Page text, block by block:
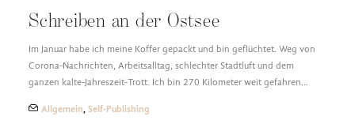
Schreiben an der Ostsee
Im Januar habe ich meine Koffer gepackt und bin geflüchtet. Weg von
Corona-Nachrichten, Arbeitsalltag, schlechter Stadtluft und dem
ganzen kalte-Jahreszeit-Trott. Ich bin 270 Kilometer weit gefahren…
Allgemein, Self-Publishing